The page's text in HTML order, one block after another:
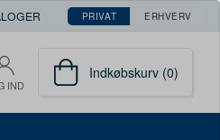
PRIVAT ERHVERV
IND
Indkøbskurv (0)